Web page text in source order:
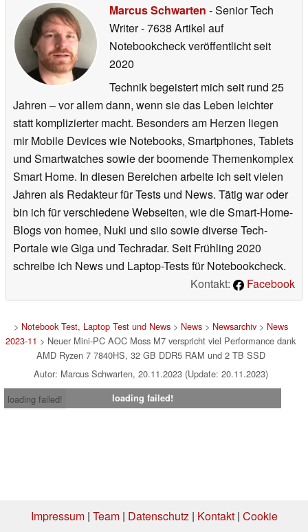
Marcus Schwarten - Senior Tech
Writer- 7638 Artikel auf
Notebookcheck veröffentlichtseit
2020
Technik begeistert mich seit rund 25
Jahren – vor allem dann, wenn sie das Leben leichter
statt komplizierter macht. Besonders am Herzen liegen
mir Mobile Devices wie Notebooks, Smartphones, Tablets
und Smartwatches sowie der boomende Themenkomplex
Smart Home. In diesen Bereichen arbeite ich seit vielen
Jahren als Redakteur für Tests und News. Tätig war oder
bin ich für verschiedene Webseiten, wie die Smart-Home-
Blogs von homee, Nuki und siio sowie diverse Tech-
Portale wie Giga und Techradar. Seit Frühling 2020
schreibe ich News und Laptop-Tests für Notebookcheck.
Kontakt:
Facebook
> Notebook Test, Laptop Test und News> News> Newsarchiv> News
2023-11 > Neuer Mini-PC AOC Moss M7 verspricht viel Performance dank
AMD Ryzen 7 7840HS, 32 GB DDR5 RAM und 2 TB SSD
Autor: Marcus Schwarten, 20.11.2023 (Update: 20.11.2023)
loading failed!
loading failed!
Impressum| Team| Datenschutz| Kontakt| Cookie